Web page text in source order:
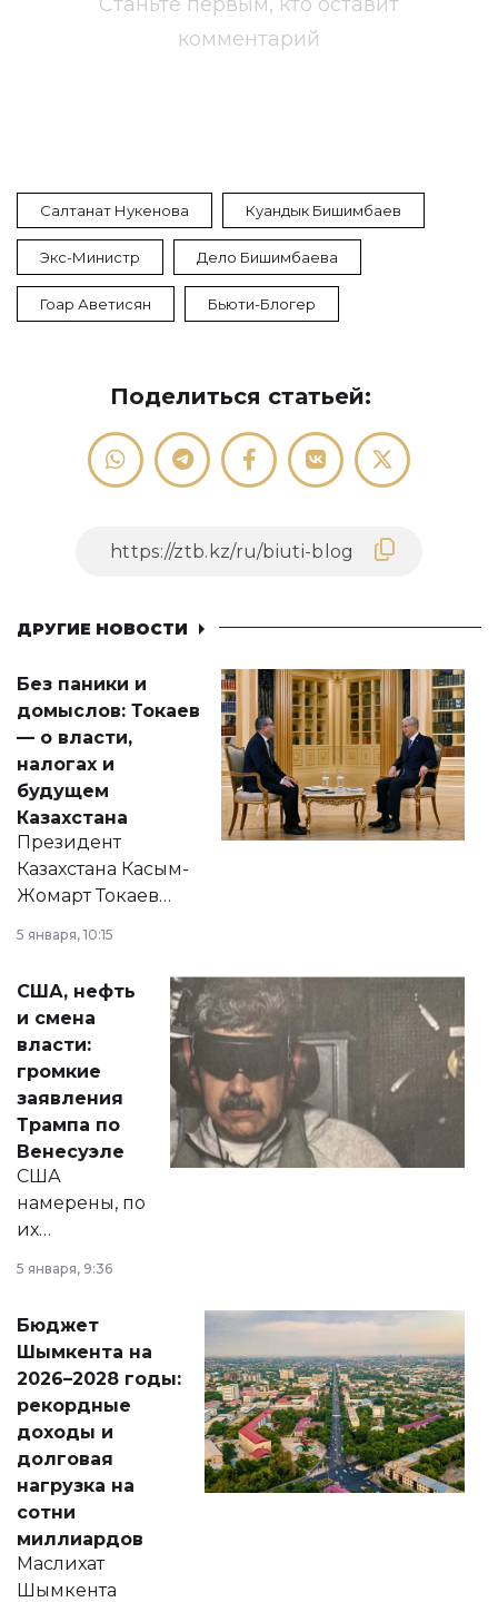
комментарий
Салтанат Нукенова Куандык Бишимбаев
Экс-Министр Дело Бишимбаева
Гоар Аветисян Бьюти-Блогер
Поделиться статьей:
ДРУГИЕ НОВОСТИ
Без паники и
домыслов: Токаев
— о власти,
налогах и
будущем
Казахстана
Президент
Казахстана Касым-
Жомарт Токаев
сразу несколько
актуальных тем —
от слухов о
политических
реформах до
вопросов армии,
экономики и
личного здоровья.
5 января, 10:15
США, нефть
и смена
власти:
громкие
заявления
Трампа по
Венесуэле
США
намерены, по
их
принести
народу
Венесуэлы.
5 января, 9:36
Бюджет
Шымкента на
2026–2028 годы:
рекордные
доходы и
долговая
нагрузка на
сотни
миллиардов
Маслихат
Шымкента